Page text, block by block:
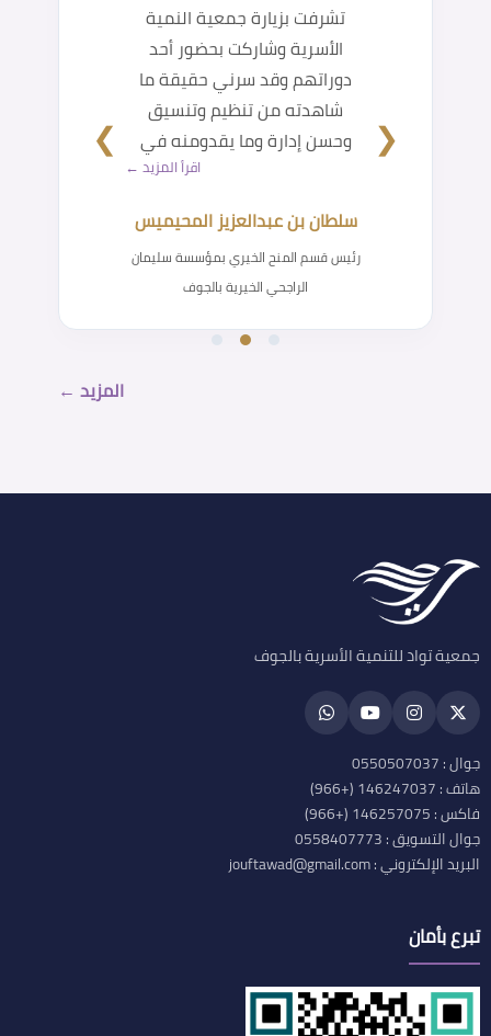
❮
تشرفت بزيارة جمعية النمية
الأسرية وشاركت بحضور أحد
دوراتهم وقد سرني حقيقة ما
شاهدته من تنظيم وتنسيق
وحسن إدارة وما يقدومنه في
سبيل تهيئة أسر آمنة مستقرة.
ومزيد من النجاح.
اقرأ المزيد ←
سلطان بن عبدالعزيز المحيميس
رئيس قسم المنح الخيري بمؤسسة سليمان
الراجحي الخيرية بالجوف
❯
المزيد ←
جمعية تواد للتنمية الأسرية بالجوف
جوال : 0550507037
هاتف : 146247037 (+966)
فاكس : 146257075 (+966)
جوال التسويق : 0558407773
البريد الإلكتروني : jouftawad@gmail.com
تبرع بأمان